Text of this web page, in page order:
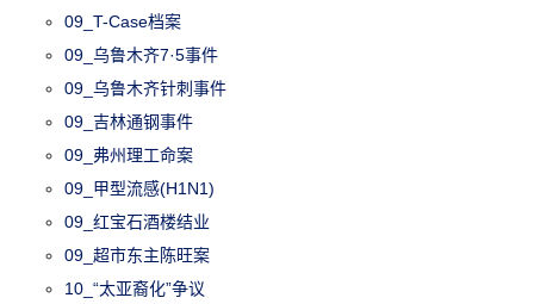
09_T-Case档案
09_乌鲁木齐7·5事件
09_乌鲁木齐针刺事件
09_吉林通钢事件
09_弗州理工命案
09_甲型流感(H1N1)
09_红宝石酒楼结业
09_超市东主陈旺案
10_“太亚裔化”争议